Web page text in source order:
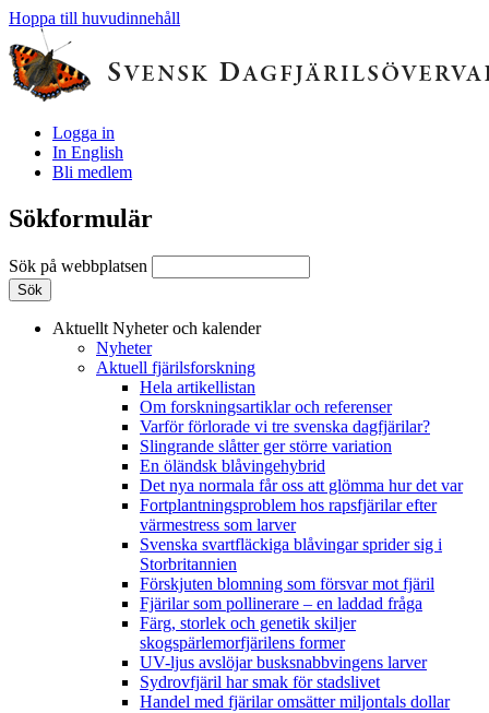
Hoppa till huvudinnehåll
Logga in
In English
Bli medlem
Sökformulär
Sök på webbplatsen
Aktuellt Nyheter och kalender
Nyheter
Aktuell fjärilsforskning
Hela artikellistan
Om forskningsartiklar och referenser
Varför förlorade vi tre svenska dagfjärilar?
Slingrande slåtter ger större variation
En öländsk blåvingehybrid
Det nya normala får oss att glömma hur det var
Fortplantningsproblem hos rapsfjärilar efter
värmestress som larver
Svenska svartfläckiga blåvingar sprider sig i
Storbritannien
Förskjuten blomning som försvar mot fjäril
Fjärilar som pollinerare – en laddad fråga
Färg, storlek och genetik skiljer
skogspärlemorfjärilens former
UV-ljus avslöjar busksnabbvingens larver
Sydrovfjäril har smak för stadslivet
Handel med fjärilar omsätter miljontals dollar